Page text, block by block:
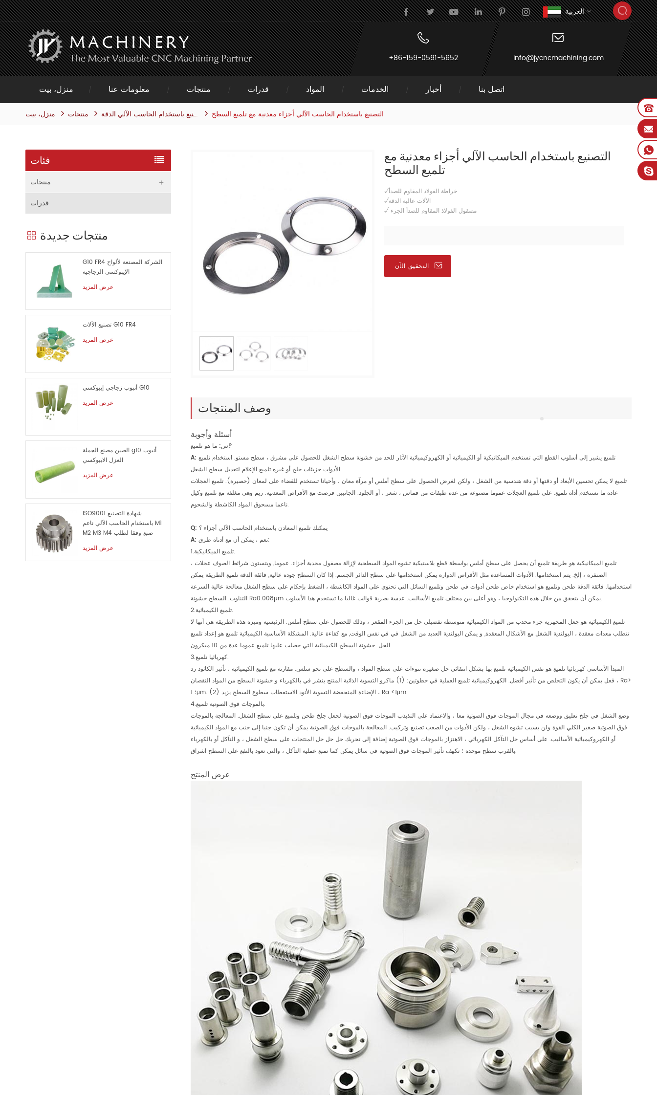
العربية
+86-159-0591-5652 info@jycncmachining.com
منزل، بيت معلومات عنا منتجات قدرات المواد الخدمات أخبار اتصل بنا
منزل، بيت منتجات التصنيع باستخدام الحاسب الآلي الدقة التصنيع باستخدام الحاسب الآلي أجزاء معدنية مع تلميع السطح
التصنيع باستخدام الحاسب الآلي أجزاء معدنية مع
تلميع السطح
√خراطة الفولاذ المقاوم للصدأ
√الآلات عالية الدقة
√ مصقول الفولاذ المقاوم للصدأ الجزء
التحقيق الآن
وصف المنتجات
أسئلة وأجوبة
س: ما هو تلميع?
A:
الأدوات جزيئات جلخ أو غيره تلميع الإعلام لتعديل سطح الشغل.
تلميع لا يمكن تحسين الأبعاد أو دقتها أو دقة هندسية من الشغل ، ولكن لغرض الحصول على سطح أملس أو مرآة معان ، وأحيانا تستخدم للقضاء على لمعان (حصيرة). تلميع العجلات
عادة ما تستخدم أداة تلميع. على تلميع العجلات عموما مصنوعة من عدة طبقات من قماش ، شعر ، أو الجلود. الجانبين فرضت مع الأقراص المعدنية. ريم وهي مغلفة مع تلميع وكيل
ناعما مسحوق المواد الكاشطة والشحوم.
Q: يمكنك تلميع المعادن باستخدام الحاسب الآلي أجزاء ؟
A:
نعم ، يمكن أن مع أدناه طرق:
1.تلميع الميكانيكية.
تلميع الميكانيكية هو طريقة تلميع أن يحصل على سطح أملس بواسطة قطع بلاستيكية تشوه المواد السطحية لإزالة مصقول محدبة أجزاء. عموما, ويتستون شرائط الصوف عجلات ،
الصنفرة ، إلخ. يتم استخدامها. الأدوات المساعدة مثل الأقراص الدوارة يمكن استخدامها على سطح الدائر الجسم. إذا كان السطح جودة عالية, فائقة الدقة تلميع الطريقة يمكن
استخدامها. فائقة الدقة طحن وتلميع هو استخدام خاص طحن أدوات في طحن وتلميع السائل التي تحتوي على المواد الكاشطة ، الضغط بإحكام على سطح الشغل معالجة عالية السرعة
التناوب. السطح خشونة Ra0.008µm يمكن أن يتحقق من خلال هذه التكنولوجيا ، وهو أعلى بين مختلف تلميع الأساليب. عدسة بصرية قوالب غالبا ما تستخدم هذا الأسلوب.
2.تلميع الكيميائية.
تلميع الكيميائية هو جعل المجهرية جزء محدب من المواد الكيميائية متوسطة تفضيلي حل من الجزء المقعر ، وذلك للحصول على سطح أملس. الرئيسية وميزة هذه الطريقة هي أنها لا
تتطلب معدات معقدة ، البولندية الشغل مع الأشكال المعقدة, و يمكن البولندية العديد من الشغل في في نفس الوقت, مع كفاءة عالية. المشكلة الأساسية الكيميائية تلميع هو إعداد تلميع
الحل. خشونة السطح الكيميائية التي حصلت عليها تلميع عموما عدة من 10 ميكرون.
3.كهربائيا تلميع.
المبدأ الأساسي كهربائيا تلميع هو نفس الكيميائية تلميع بها بشكل انتقائي حل صغيرة نتوءات على سطح المواد ، والسطح على نحو سلس. مقارنة مع تلميع الكيميائية ، تأثير الكاثود رد
فعل يمكن أن يكون التخلص من تأثير أفضل. الكهروكيميائية تلميع العملية في خطوتين: (1) ماكرو التسوية الذائبة المنتج ينشر في بالكهرباء و خشونة السطح من المواد النقصان ، Ra>
؛ 1μm. (2) الإضاءة المنخفضة التسوية الأنود الاستقطاب سطوع السطح يزيد ، Ra <1μm.
4.بالموجات فوق الصوتية تلميع.
وضع الشغل في جلخ تعليق ووضعه في مجال الموجات فوق الصوتية معا ، والاعتماد على التذبذب الموجات فوق الصوتية لجعل جلخ طحن وتلميع على سطح الشغل. المعالجة بالموجات
فوق الصوتية صغير الكلي القوة ولن يسبب تشوه الشغل ، ولكن الأدوات من الصعب تصنيع وتركيب. المعالجة بالموجات فوق الصوتية يمكن أن تكون جنبا إلى جنب مع المواد الكيميائية
أو الكهروكيميائية الأساليب. على أساس حل التآكل الكهربائي ، الاهتزاز بالموجات فوق الصوتية إضافة إلى تحريك حل حل حل المنتجات على سطح الشغل ، و التآكل أو بالكهرباء
بالقرب سطح موحدة ؛ تكهف تأثير الموجات فوق الصوتية في سائل يمكن كما تمنع عملية التآكل ، والتي تعود بالنفع على السطح اشراق.
عرض المنتج
فئات
منتجات
قدرات
منتجات جديدة
G10 FR4 الشركة المصنعة لألواح
الإيبوكسي الزجاجية
عرض المزيد
تصنيع الآلات G10 FR4
عرض المزيد
أنبوب زجاجي إيبوكسي G10
عرض المزيد
الصين مصنع الجملة g10 أنبوب
العزل الايبوكسي
عرض المزيد
ISO9001 شهادة التصنيع
باستخدام الحاسب الآلي ناعم M1
M2 M3 M4 صنع وفقا لطلب
الزبون معدن قطع الغيار
عرض المزيد